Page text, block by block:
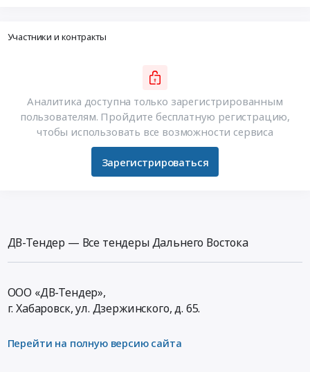
Участники и контракты
Аналитика доступна только зарегистрированным
пользователям. Пройдите бесплатную регистрацию,
чтобы использовать все возможности сервиса
Зарегистрироваться
ДВ-Тендер — Все тендеры Дальнего Востока
ООО «ДВ-Тендер»,
г. Хабаровск,ул. Дзержинского, д. 65.
Перейти на полную версию сайта